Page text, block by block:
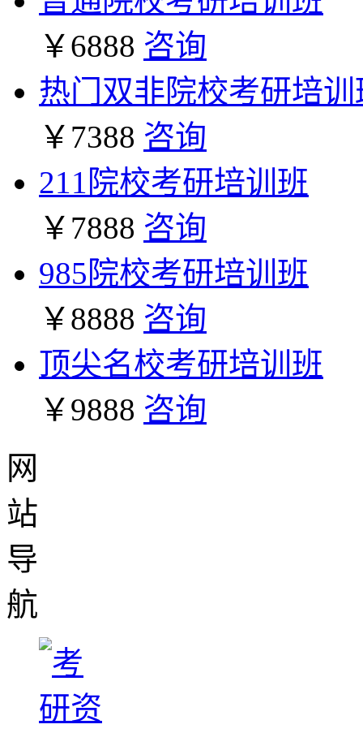
￥6888 咨询
热门双非院校考研培训
￥7388 咨询
211院校考研培训班
￥7888 咨询
985院校考研培训班
￥8888 咨询
顶尖名校考研培训班
￥9888 咨询
网
站
导
航